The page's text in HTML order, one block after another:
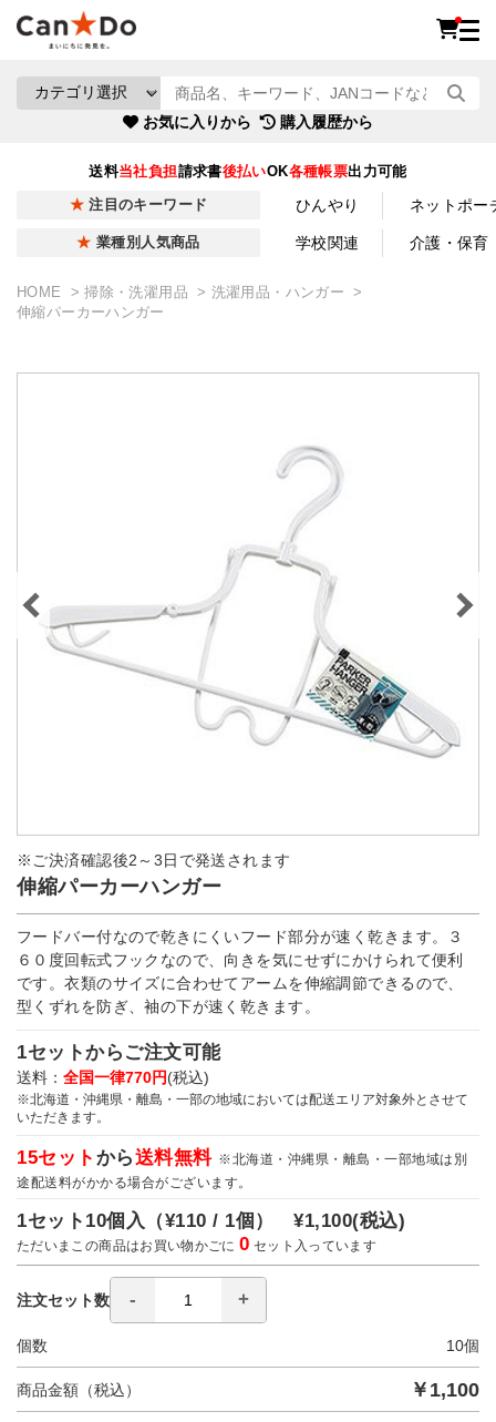
お気に入りから 購入履歴から
送料当社負担請求書後払いOK各種帳票出力可能
注目のキーワード ひんやり ネットポー
業種別人気商品 学校関連 介護・保育
HOME 掃除・洗濯用品
洗濯用品・ハンガー
伸縮パーカーハンガー
※ご決済確認後2～3日で発送されます
伸縮パーカーハンガー
フードバー付なので乾きにくいフード部分が速く乾きます。３
６０度回転式フックなので、向きを気にせずにかけられて便利
です。衣類のサイズに合わせてアームを伸縮調節できるので、
型くずれを防ぎ、袖の下が速く乾きます。
1セットからご注文可能
送料： 全国一律770円(税込)
※北海道・沖縄県・離島・一部の地域においては配送エリア対象外とさせて
いただきます。
15セット から送料無料 ※北海道・沖縄県・離島・一部地域は別
途配送料がかかる場合がございます。
1セット10個入（¥110 / 1個）¥1,100(税込)
ただいまこの商品はお買い物かごに0 セット入っています
注文セット数
個数 10個
商品金額（税込） ￥ 1,100